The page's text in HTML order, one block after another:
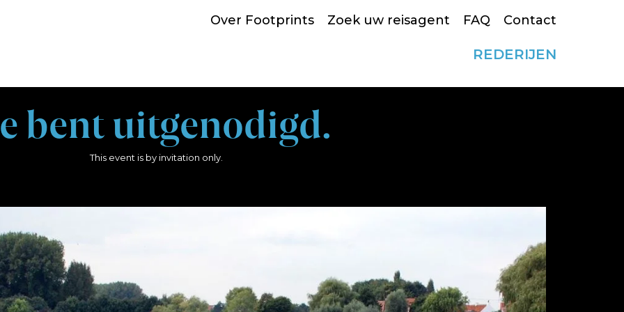
Over Footprints Zoek uw reisagent FAQ Contact
REDERIJEN
bent uitgenodigd.
This event is by invitation only.